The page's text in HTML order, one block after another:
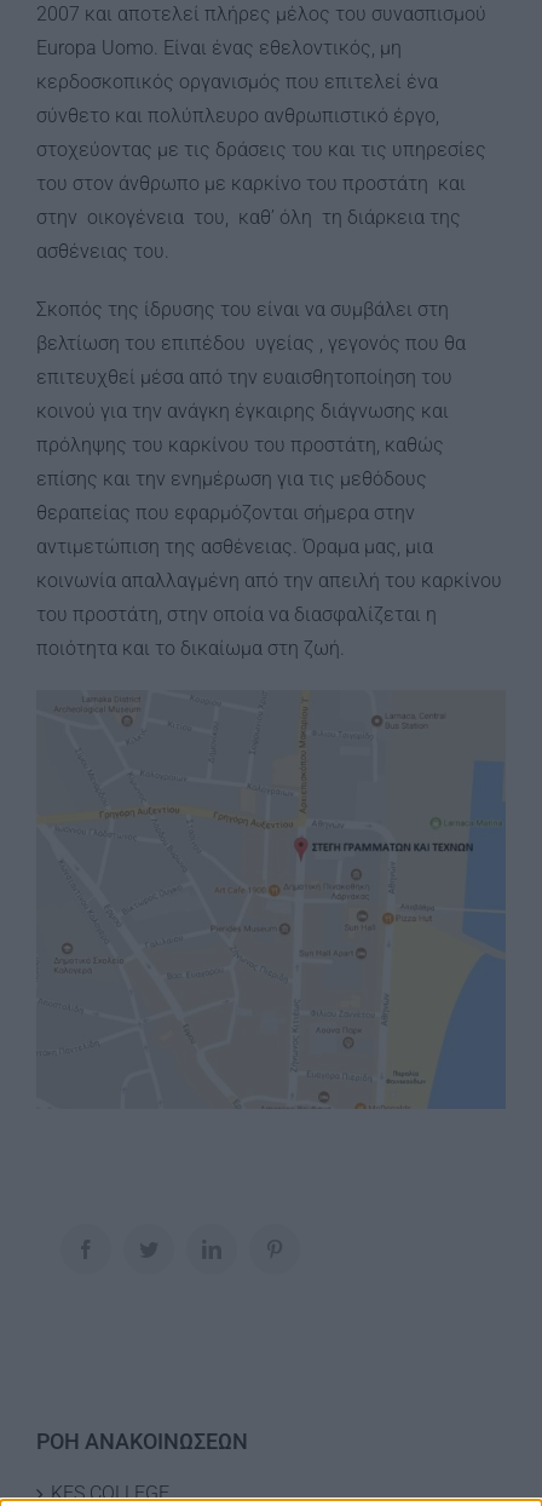
2007 και αποτελεί πλήρες μέλος του συνασπισμού
Europa Uomo. Είναι ένας εθελοντικός, μη
κερδοσκοπικός οργανισμός που επιτελεί ένα
σύνθετο και πολύπλευρο ανθρωπιστικό έργο,
στοχεύοντας με τις δράσεις του και τις υπηρεσίες
του στον άνθρωπο με καρκίνο του προστάτη και
στην οικογένεια του, καθ’ όλη τη διάρκεια της
ασθένειας του.
Σκοπός της ίδρυσης του είναι να συμβάλει στη
βελτίωση του επιπέδου υγείας , γεγονός που θα
επιτευχθεί μέσα από την ευαισθητοποίηση του
κοινού για την ανάγκη έγκαιρης διάγνωσης και
πρόληψης του καρκίνου του προστάτη, καθώς
επίσης και την ενημέρωση για τις μεθόδους
θεραπείας που εφαρμόζονται σήμερα στην
αντιμετώπιση της ασθένειας. Όραμα μας, μια
κοινωνία απαλλαγμένη από την απειλή του καρκίνου
του προστάτη, στην οποία να διασφαλίζεται η
ποιότητα και το δικαίωμα στη ζωή.
ΡΟΗ ΑΝΑΚΟΙΝΩΣΕΩΝ
KES COLLEGE